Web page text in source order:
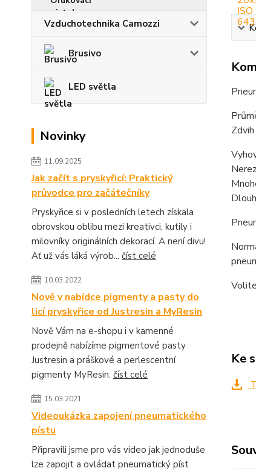
Vzduchotechnika Camozzi
Brusivo
LED světla
Novinky
11.09.2025
Jak začít s pryskyřicí: Praktický
průvodce pro začátečníky
Pryskyřice si v posledních letech získala
obrovskou oblibu mezi kreativci, kutily i
milovníky originálních dekorací. A není divu!
Ať už vás láká výrob... číst celé
10.03.2022
Nově v nabídce pigmenty a pasty do
licí pryskyřice od Justresin a MyResin
Nově Vám na e-shopu i v kamenné
prodejně nabízíme pigmentové pasty
Justresin a práškové a perlescentní
pigmenty MyResin. číst celé
15.03.2021
Videoukázka zapojení pneumatického
pístu
Připravili jsme pro vás video jak jednoduše
lze zapojit a ovládat pneumatický píst
Ke